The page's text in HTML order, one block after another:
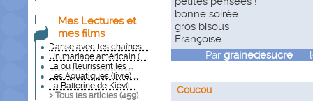
Mes Lectures et
mes films
Danse avec tes chaînes ...
Un mariage américain ( ...
La où fleurissent les ...
Les Aquatiques (livre) ...
La Ballerine de Kiev(l ...
> Tous les articles (459)
bonne soirée
gros bisous
Françoise
Par grainedesucre le
Coucou